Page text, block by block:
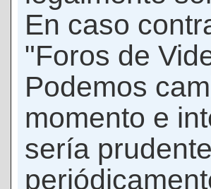
En caso
"Foros de
Podemos
momento e
sería